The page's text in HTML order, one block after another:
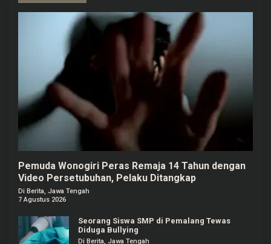
Pemuda Wonogiri Peras Remaja 14 Tahun dengan
Video Persetubuhan, Pelaku Ditangkap
Di Berita, Jawa Tengah
7 Agustus 2026
Seorang Siswa SMP di Pemalang Tewas
Diduga Bullying
Di Berita, Jawa Tengah